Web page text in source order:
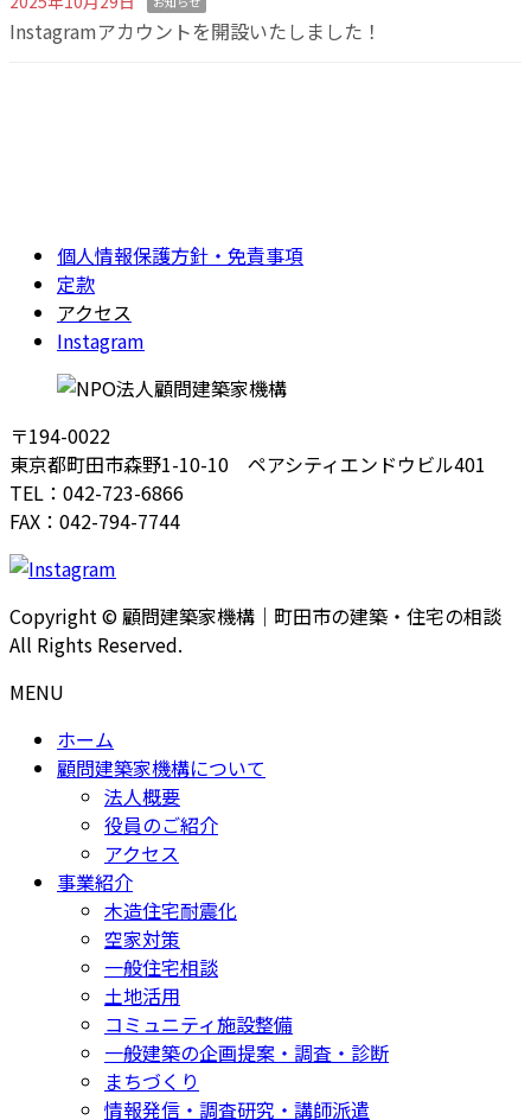
Instagramアカウントを開設いたしました！
個人情報保護方針・免責事項
定款
アクセス
Instagram
〒194-0022
東京都町田市森野1-10-10 ペアシティエンドウビル401
TEL：042-723-6866
FAX：042-794-7744
Copyright © 顧問建築家機構｜町田市の建築・住宅の相談
All Rights Reserved.
MENU
ホーム
顧問建築家機構について
法人概要
役員のご紹介
アクセス
事業紹介
木造住宅耐震化
空家対策
一般住宅相談
土地活用
コミュニティ施設整備
一般建築の企画提案・調査・診断
まちづくり
情報発信・調査研究・講師派遣